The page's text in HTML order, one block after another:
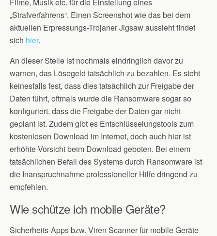
„Strafverfahrens“. Einen Screenshot wie das bei dem
aktuellen Erpressungs-Trojaner Jigsaw aussieht findet
sich hier.
An dieser Stelle ist nochmals eindringlich davor zu
warnen, das Lösegeld tatsächlich zu bezahlen. Es steht
keinesfalls fest, dass dies tatsächlich zur Freigabe der
Daten führt, oftmals wurde die Ransomware sogar so
konfiguriert, dass die Freigabe der Daten gar nicht
geplant ist. Zudem gibt es Entschlüsselungstools zum
kostenlosen Download im Internet, doch auch hier ist
erhöhte Vorsicht beim Download geboten. Bei einem
tatsächlichen Befall des Systems durch Ransomware ist
die Inanspruchnahme professioneller Hilfe dringend zu
empfehlen.
Wie schütze ich mobile Geräte?
Sicherheits-Apps bzw. Viren Scanner für mobile Geräte